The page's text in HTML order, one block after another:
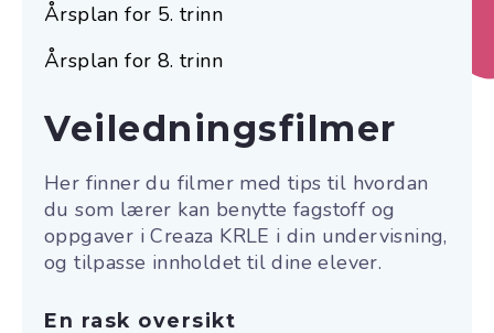
Årsplan for 5. trinn
Årsplan for 8. trinn
Veilednings­filmer
Her finner du filmer med tips til hvordan
du som lærer kan benytte fagstoff og
oppgaver i Creaza KRLE i din undervisning,
og tilpasse innholdet til dine elever.
En rask oversikt